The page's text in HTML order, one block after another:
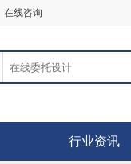
在线咨询
行业资讯